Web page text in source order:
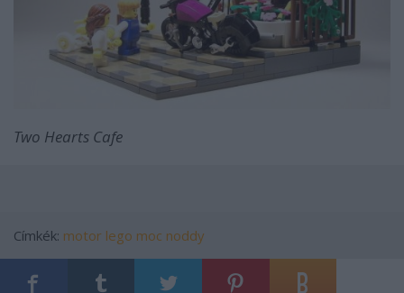
Two Hearts Cafe
Címkék: motor lego moc noddy